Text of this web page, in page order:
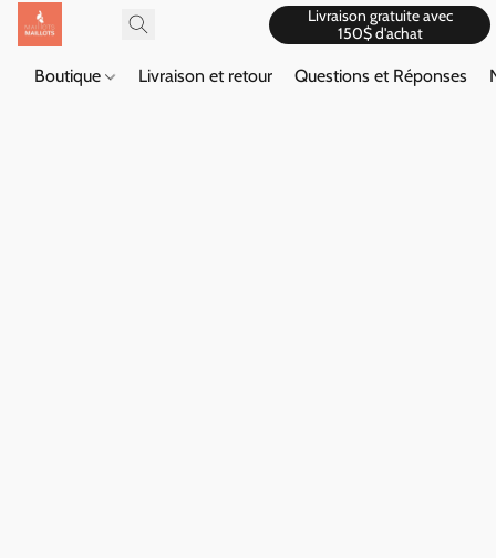
Livraison gratuite avec
150$ d'achat
Boutique Livraison et retour Questions et Réponses